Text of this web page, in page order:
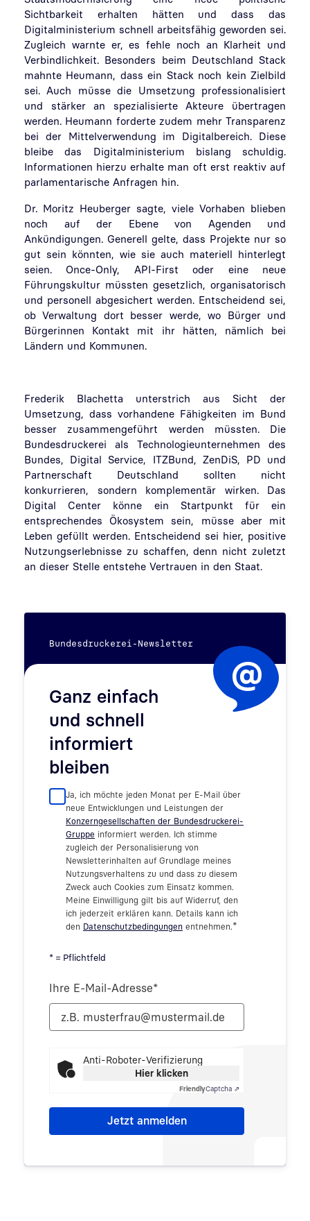
Sichtbarkeit erhalten hätten und dass das
Digitalministerium schnell arbeitsfähig geworden sei.
Zugleich warnte er, es fehle noch an Klarheit und
Verbindlichkeit. Besonders beim Deutschland Stack
mahnte Heumann, dass ein Stack noch kein Zielbild
sei. Auch müsse die Umsetzung professionalisiert
und stärker an spezialisierte Akteure übertragen
werden. Heumann forderte zudem mehr Transparenz
bei der Mittelverwendung im Digitalbereich. Diese
bleibe das Digitalministerium bislang schuldig.
Informationen hierzu erhalte man oft erst reaktiv auf
parlamentarische Anfragen hin.
Dr. Moritz Heuberger sagte, viele Vorhaben blieben
noch auf der Ebene von Agenden und
Ankündigungen. Generell gelte, dass Projekte nur so
gut sein könnten, wie sie auch materiell hinterlegt
seien. Once-Only, API-First oder eine neue
Führungskultur müssten gesetzlich, organisatorisch
und personell abgesichert werden. Entscheidend sei,
ob Verwaltung dort besser werde, wo Bürger und
Bürgerinnen Kontakt mit ihr hätten, nämlich bei
Ländern und Kommunen.
Frederik Blachetta unterstrich aus Sicht der
Umsetzung, dass vorhandene Fähigkeiten im Bund
besser zusammengeführt werden müssten. Die
Bundesdruckerei als Technologieunternehmen des
Bundes, Digital Service, ITZBund, ZenDiS, PD und
Partnerschaft Deutschland sollten nicht
konkurrieren, sondern komplementär wirken. Das
Digital Center könne ein Startpunkt für ein
entsprechendes Ökosystem sein, müsse aber mit
Leben gefüllt werden. Entscheidend sei hier, positive
Nutzungserlebnisse zu schaffen, denn nicht zuletzt
an dieser Stelle entstehe Vertrauen in den Staat.
Bundesdruckerei-Newsletter
Ganz einfach
und schnell
informiert
bleiben
Ja, ich möchte jeden Monat per E-Mail über
neue Entwicklungen und Leistungen der
Konzerngesellschaften der Bundesdruckerei-
Gruppe informiert werden. Ich stimme
zugleich der Personalisierung von
Newsletterinhalten auf Grundlage meines
Nutzungsverhaltens zu und dass zu diesem
Zweck auch Cookies zum Einsatz kommen.
Meine Einwilligung gilt bis auf Widerruf, den
ich jederzeit erklären kann. Details kann ich
den Datenschutzbedingungen entnehmen.*
* = Pflichtfeld
Ihre E-Mail-Adresse*
Anti-Roboter-Verifizierung
Hier klicken
FriendlyCaptcha ⇗